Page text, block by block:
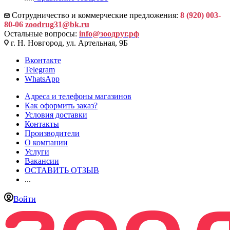
Сотрудничество и коммерческие предложения: 8 (920) 003-
80-06 zoodrug31@bk.ru
Остальные вопросы: info@зоодруг.рф
г. Н. Новгород, ул. Артельная, 9Б
Вконтакте
Telegram
WhatsApp
Адреса и телефоны магазинов
Как оформить заказ?
Условия доставки
Контакты
Производители
О компании
Услуги
Вакансии
ОСТАВИТЬ ОТЗЫВ
...
Войти